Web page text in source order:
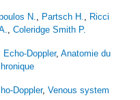
N. Partsch H.
Ricci
Coleridge Smith P.
Echo-Doppler, Anatomie du
Doppler, Venous system